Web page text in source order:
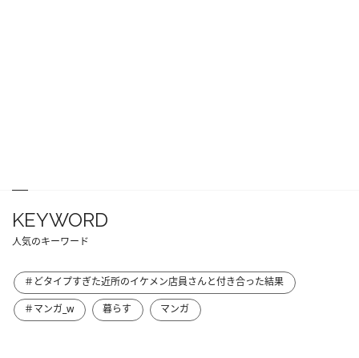
KEYWORD
人気のキーワード
＃どタイプすぎた近所のイケメン店員さんと付き合った結果
＃マンガ_w
暮らす マンガ